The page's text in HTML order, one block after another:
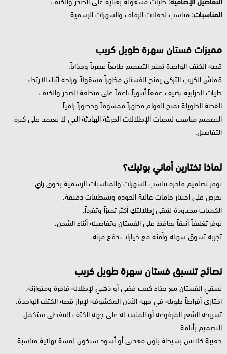
المناسبات: مناسب لحفلات الزفاف والسهرات الرسمية
مميزات فستان سهرة طويل كريب
قصة الكتف الواحدة تمنح التصميم طابعاً عصرياً وجذاباً.
قماش الكريب التركي يمنح الفستان مظهراً مسقولاً وراحة أثناء الارتداء.
طيات الدرابيه تضيف عمقاً أنثوياً ناعماً على منطقة الصدر والكتف.
القصة الطويلة تمنح القوام مظهراً ممشوقاً وحضوراً راقياً.
التصميم مناسب لمحبات الإطلالات الجريئة الهادئة التي لا تعتمد على كثرة
التفاصيل.
لماذا تختارين أماني بوتيك؟
نوفر تصاميم فاخرة تناسب السهرات والمناسبات الرسمية بذوق راقٍ.
نحرص على اختيار خامات عالية الجودة وتشطيبات دقيقة.
الكميات محدودة لتبقى إطلالتكِ أكثر تميزاً وتفرداً.
نوفر تغليفاً أنيقاً يحافظ على الفستان وتفاصيله أثناء الشحن.
تجربة تسوق سهلة وآمنة مع خيارات دفع مرنة.
نصائح تنسيق فستان سهرة طويل كريب
نسقي الفستان مع حذاء كعب فضي أو ذهبي لإطلالة فاخرة ومتوازنة.
اختاري أقراطاً طويلة في جهة الأذن المكشوفة لإبراز قصة الكتف الواحدة.
تسريحة الشعر المرفوعة أو المنسدلة على جهة الكتف المغطى ستكمل
التصميم بأناقة.
حقيبة كلاتش بسيطة بلون معدني أو أسود ستكون لمسة نهائية مناسبة.